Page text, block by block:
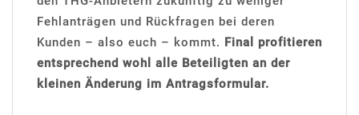
Fehlanträgen und Rückfragen bei deren
Kunden – also euch – kommt. Final profitieren
entsprechend wohl alle Beteiligten an der
kleinen Änderung im Antragsformular.